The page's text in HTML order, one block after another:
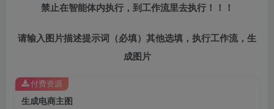
禁止在智能体内执行，到工作流里去执行！！！
请输入图片描述提示词（必填）其他选填，执行工作流，生
成图片
生成电商主图
付费资源